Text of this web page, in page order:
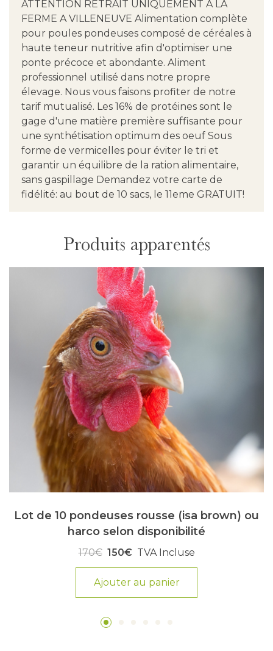
ATTENTION RETRAIT UNIQUEMENT A LA
FERME A VILLENEUVE Alimentation complète
pour poules pondeuses composé de céréales à
haute teneur nutritive afin d'optimiser une
ponte précoce et abondante. Aliment
professionnel utilisé dans notre propre
élevage. Nous vous faisons profiter de notre
tarif mutualisé. Les 16% de protéines sont le
gage d'une matière première suffisante pour
une synthétisation optimum des oeuf Sous
forme de vermicelles pour éviter le tri et
garantir un équilibre de la ration alimentaire,
sans gaspillage Demandez votre carte de
fidélité: au bout de 10 sacs, le 11eme GRATUIT!
Produits apparentés
Lot de 10 pondeuses rousse (isa brown) ou
harco selon disponibilité
170€ 150€ TVA Incluse
Ajouter au panier